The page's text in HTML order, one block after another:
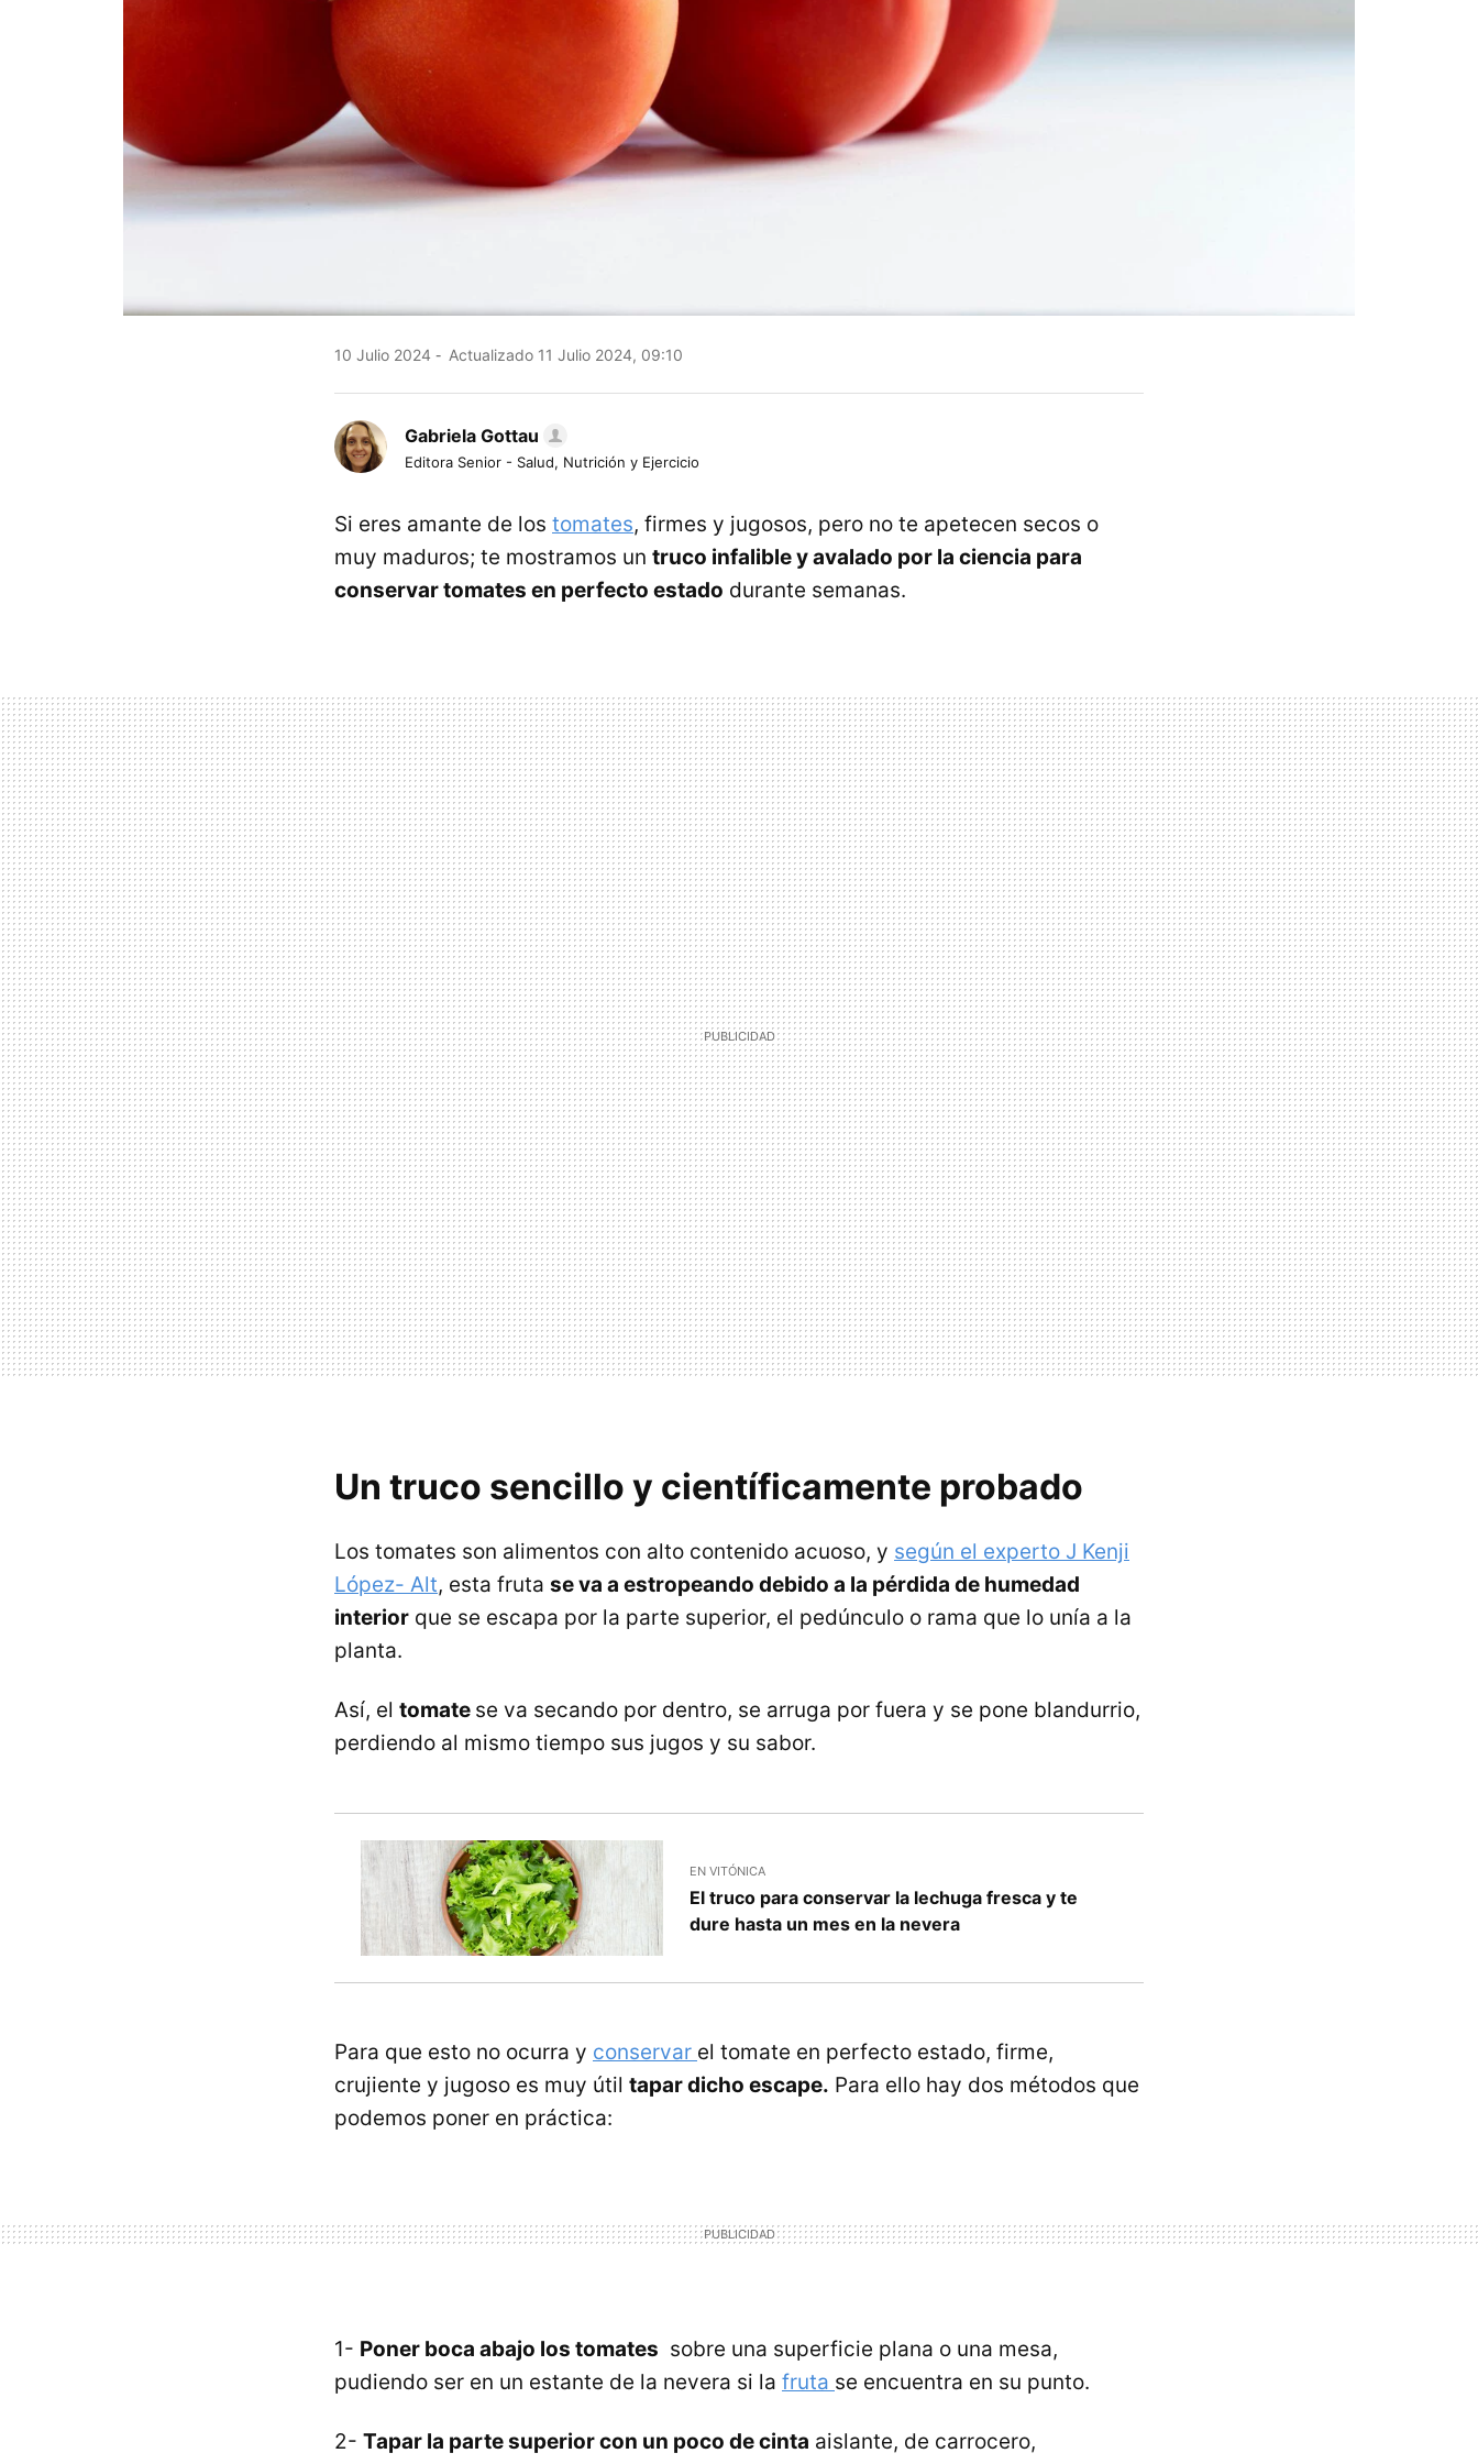
10 Julio 2024 Actualizado 11 Julio 2024, 09:10
Gabriela Gottau
Editora Senior - Salud, Nutrición y Ejercicio
Si eres amante de los tomates, firmes y jugosos, pero no te apetecen secos o
muy maduros; te mostramos un truco infalible y avalado por la ciencia para
conservar tomates en perfecto estado durante semanas.
Un truco sencillo y científicamente probado
Los tomates son alimentos con alto contenido acuoso, y según el experto J Kenji
López- Alt, esta fruta se va a estropeando debido a la pérdida de humedad
interior que se escapa por la parte superior, el pedúnculo o rama que lo unía a la
planta.
Así, el tomate se va secando por dentro, se arruga por fuera y se pone blandurrio,
perdiendo al mismo tiempo sus jugos y su sabor.
EN VITÓNICA
El truco para conservar la lechuga fresca y te
dure hasta un mes en la nevera
Para que esto no ocurra y conservar el tomate en perfecto estado, firme,
crujiente y jugoso es muy útil tapar dicho escape. Para ello hay dos métodos que
podemos poner en práctica:
1- Poner boca abajo los tomates sobre una superficie plana o una mesa,
pudiendo ser en un estante de la nevera si la fruta se encuentra en su punto.
2- Tapar la parte superior con un poco de cinta aislante, de carrocero,